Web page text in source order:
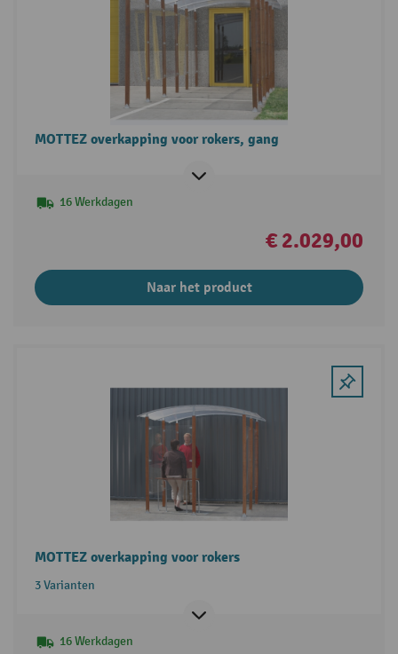
MOTTEZ overkapping voor rokers, gang
16 Werkdagen
€ 2.029,00
Naar het product
MOTTEZ overkapping voor rokers
3 Varianten
16 Werkdagen